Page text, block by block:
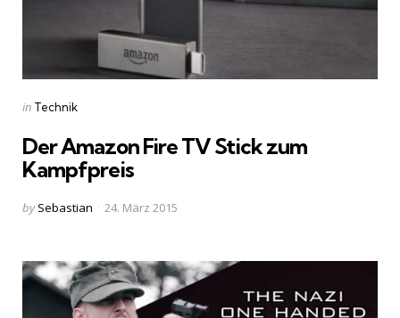
Categories
Posted
in Technik
Der Amazon Fire TV Stick zum
Kampfpreis
Posted
by Sebastian 24. März 2015